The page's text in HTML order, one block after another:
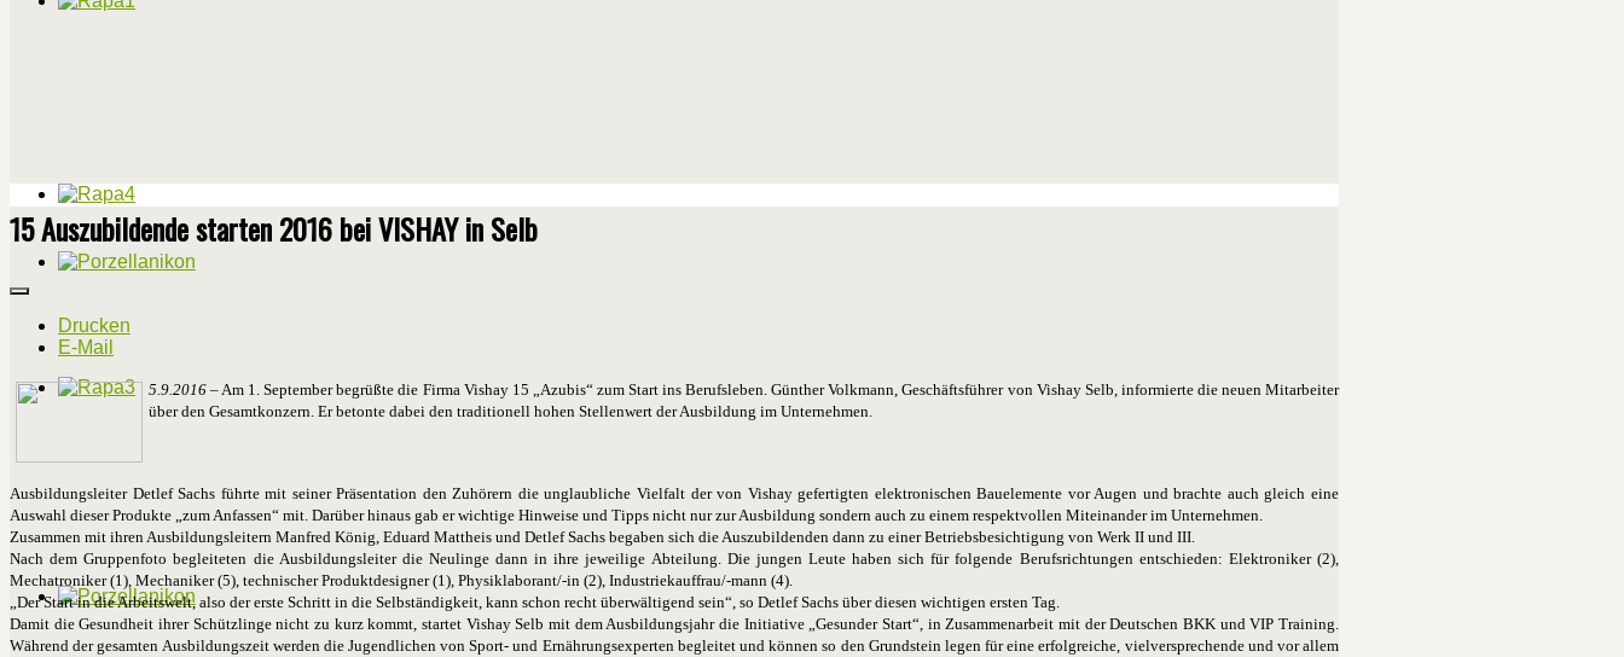
15 Auszubildende starten 2016 bei VISHAY in Selb
Drucken
E-Mail
5.9.2016 – Am 1. September begrüßte die Firma Vishay 15 „Azubis“ zum Start ins Berufsleben. Günther Volkmann, Geschäftsführer von Vishay Selb, informierte die neuen Mitarbeiter
über den Gesamtkonzern. Er betonte dabei den traditionell hohen Stellenwert der Ausbildung im Unternehmen.
Ausbildungsleiter Detlef Sachs führte mit seiner Präsentation den Zuhörern die unglaubliche Vielfalt der von Vishay gefertigten elektronischen Bauelemente vor Augen und brachte auch gleich eine
Auswahl dieser Produkte „zum Anfassen“ mit. Darüber hinaus gab er wichtige Hinweise und Tipps nicht nur zur Ausbildung sondern auch zu einem respektvollen Miteinander im Unternehmen.
Zusammen mit ihren Ausbildungsleitern Manfred König, Eduard Mattheis und Detlef Sachs begaben sich die Auszubildenden dann zu einer Betriebsbesichtigung von Werk II und III.
Nach dem Gruppenfoto begleiteten die Ausbildungsleiter die Neulinge dann in ihre jeweilige Abteilung. Die jungen Leute haben sich für folgende Berufsrichtungen entschieden: Elektroniker (2),
Mechatroniker (1), Mechaniker (5), technischer Produktdesigner (1), Physiklaborant/-in (2), Industriekauffrau/-mann (4).
„Der Start in die Arbeitswelt, also der erste Schritt in die Selbständigkeit, kann schon recht überwältigend sein“, so Detlef Sachs über diesen wichtigen ersten Tag.
Damit die Gesundheit ihrer Schützlinge nicht zu kurz kommt, startet Vishay Selb mit dem Ausbildungsjahr die Initiative „Gesunder Start“, in Zusammenarbeit mit der Deutschen BKK und VIP Training.
Während der gesamten Ausbildungszeit werden die Jugendlichen von Sport- und Ernährungsexperten begleitet und können so den Grundstein legen für eine erfolgreiche, vielversprechende und vor allem